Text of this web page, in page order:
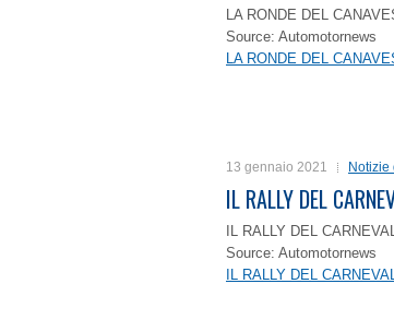
LA RONDE DEL
Source: Automotornews
LA RONDE DEL
13 gennaio 2021 Notizie
IL RALLY DEL
IL RALLY DEL
Source: Automotornews
IL RALLY DEL